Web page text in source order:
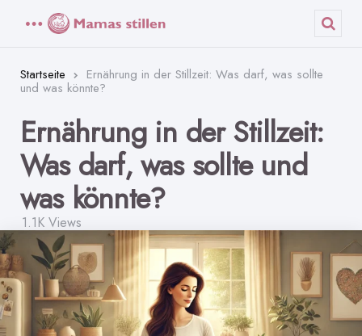
Startseite Ernährung in der Stillzeit: Was darf, was sollte
und was könnte?
Ernährung in der Stillzeit:
Was darf, was sollte und
was könnte?
1.1K Views